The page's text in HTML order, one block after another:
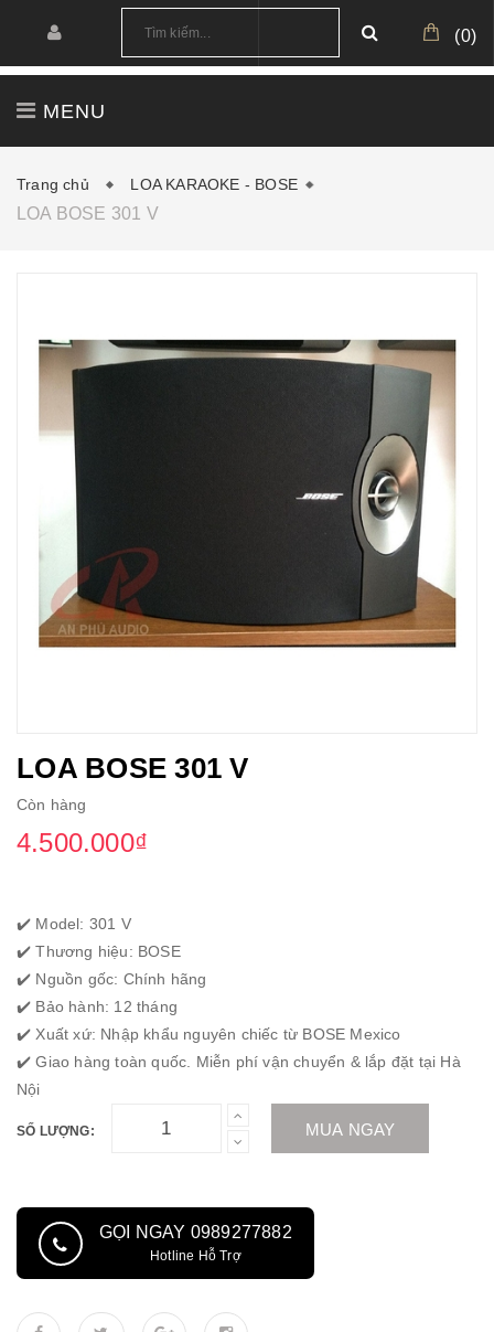
(0)
MENU
Trang chủ LOA KARAOKE - BOSE
LOA BOSE 301 V
LOA BOSE 301 V
Còn hàng
4.500.000₫
✔️ Model: 301 V
✔️ Thương hiệu: BOSE
✔️ Nguồn gốc: Chính hãng
✔️ Bảo hành: 12 tháng
✔️ Xuất xứ: Nhập khẩu nguyên chiếc từ BOSE Mexico
✔️ Giao hàng toàn quốc. Miễn phí vận chuyển & lắp đặt tại Hà
Nội
SỐ LƯỢNG: MUA NGAY
GỌI NGAY 0989277882
Hotline Hỗ Trợ